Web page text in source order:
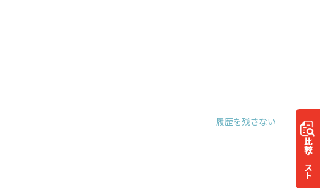
比較
リスト
履歴を残さない